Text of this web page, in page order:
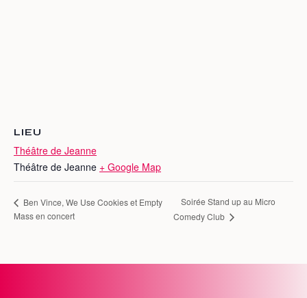
LIEU
Théâtre de Jeanne
Théâtre de Jeanne + Google Map
Ben Vince, We Use Cookies et Empty
Mass en concert
Soirée Stand up au Micro
Comedy Club